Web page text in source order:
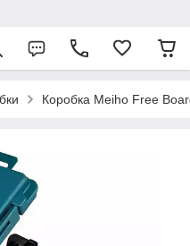
Коробка Meiho Free